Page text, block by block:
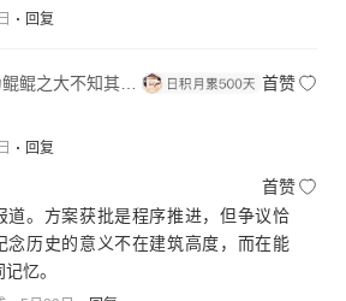
回复
首赞
回复
首赞
道。方案获批是程序推进，但争议恰
念历史的意义不在建筑高度，而在能
忆。